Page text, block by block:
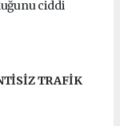
ciddi
TRAFİK